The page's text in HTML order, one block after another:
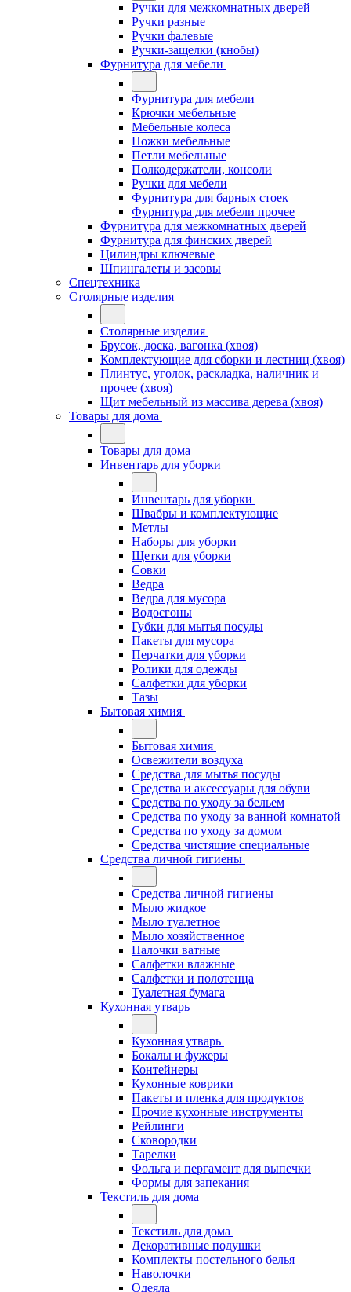
Ручки для межкомнатных дверей
Ручки разные
Ручки фалевые
Ручки-защелки (кнобы)
Фурнитура для мебели
Фурнитура для мебели
Крючки мебельные
Мебельные колеса
Ножки мебельные
Петли мебельные
Полкодержатели, консоли
Ручки для мебели
Фурнитура для барных стоек
Фурнитура для мебели прочее
Фурнитура для межкомнатных дверей
Фурнитура для финских дверей
Цилиндры ключевые
Шпингалеты и засовы
Спецтехника
Столярные изделия
Столярные изделия
Брусок, доска, вагонка (хвоя)
Комплектующие для сборки и лестниц (хвоя)
Плинтус, уголок, раскладка, наличник и
прочее (хвоя)
Щит мебельный из массива дерева (хвоя)
Товары для дома
Товары для дома
Инвентарь для уборки
Инвентарь для уборки
Швабры и комплектующие
Метлы
Наборы для уборки
Щетки для уборки
Совки
Ведра
Ведра для мусора
Водосгоны
Губки для мытья посуды
Пакеты для мусора
Перчатки для уборки
Ролики для одежды
Салфетки для уборки
Тазы
Бытовая химия
Бытовая химия
Освежители воздуха
Средства для мытья посуды
Средства и аксессуары для обуви
Средства по уходу за бельем
Средства по уходу за ванной комнатой
Средства по уходу за домом
Средства чистящие специальные
Средства личной гигиены
Средства личной гигиены
Мыло жидкое
Мыло туалетное
Мыло хозяйственное
Палочки ватные
Салфетки влажные
Салфетки и полотенца
Туалетная бумага
Кухонная утварь
Кухонная утварь
Бокалы и фужеры
Контейнеры
Кухонные коврики
Пакеты и пленка для продуктов
Прочие кухонные инструменты
Рейлинги
Сковородки
Тарелки
Фольга и пергамент для выпечки
Формы для запекания
Текстиль для дома
Текстиль для дома
Декоративные подушки
Комплекты постельного белья
Наволочки
Одеяла